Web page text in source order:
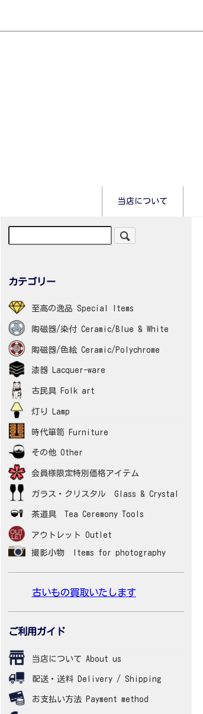
当店について
カテゴリー
至高の逸品 Special Items
陶磁器/染付 Ceramic/Blue & White
陶磁器/色絵 Ceramic/Polychrome
漆器 Lacquer-ware
古民具 Folk art
灯り Lamp
時代箪笥 Furniture
その他 Other
会員様限定特別価格アイテム
ガラス・クリスタル Glass & Crystal
茶道具 Tea Ceremony Tools
アウトレット Outlet
撮影小物 Items for photography
古いもの買取いたします
ご利用ガイド
当店について About us
配送・送料 Delivery / Shipping
お支払い方法 Payment method